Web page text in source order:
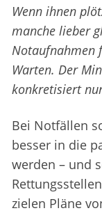
Wenn ihnen
manche lieber
Notaufnahmen
Warten. Der
konkretisiert
Bei Notfällen
besser in die
werden – und
zielen Pläne